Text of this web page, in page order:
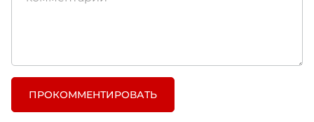
ПРОКОММЕНТИРОВАТЬ